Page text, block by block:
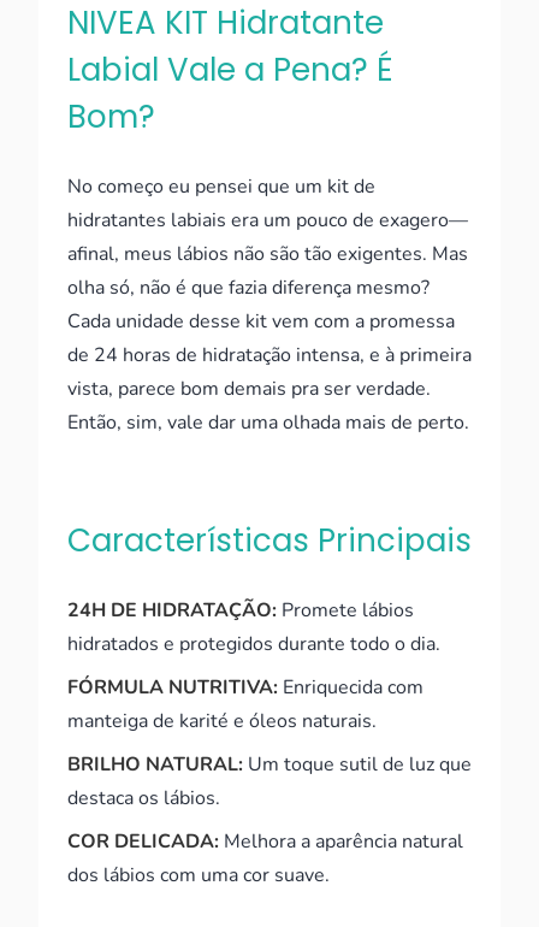
NIVEA KIT Hidratante
Labial Vale a Pena? É
Bom?
No começo eu pensei que um kit de
hidratantes labiais era um pouco de exagero—
afinal, meus lábios não são tão exigentes. Mas
olha só, não é que fazia diferença mesmo?
Cada unidade desse kit vem com a promessa
de 24 horas de hidratação intensa, e à primeira
vista, parece bom demais pra ser verdade.
Então, sim, vale dar uma olhada mais de perto.
Características Principais
24H DE HIDRATAÇÃO: Promete lábios
hidratados e protegidos durante todo o dia.
FÓRMULA NUTRITIVA: Enriquecida com
manteiga de karité e óleos naturais.
BRILHO NATURAL: Um toque sutil de luz que
destaca os lábios.
COR DELICADA: Melhora a aparência natural
dos lábios com uma cor suave.